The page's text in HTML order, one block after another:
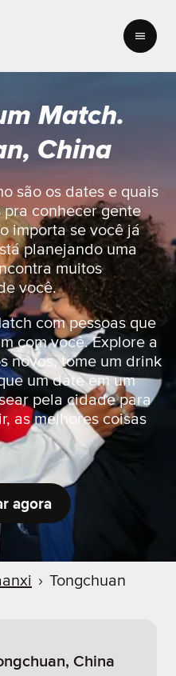
Match.
China
são os dates e quais
pra conhecer gente
importa se você já
planejando uma
muitos
você.
com pessoas que
com você. Explore a
novos, tome um drink
um date em um
pela cidade para
as melhores coisas
agora
› Tongchuan
China